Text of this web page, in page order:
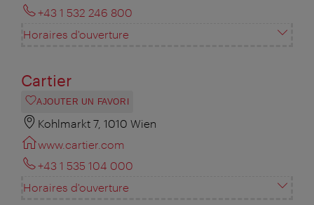
+43 1 532 246 800
Horaires d'ouverture
Cartier
AJOUTER UN FAVORI
Kohlmarkt 7, 1010 Wien
www.cartier.com
+43 1 535 104 000
Horaires d'ouverture